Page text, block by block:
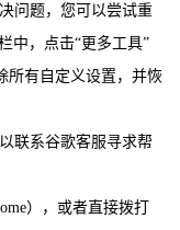
问题，您可以尝试重
中，点击“更多工具”
所有自定义设置，并恢
联系谷歌客服寻求帮
），或者直接拨打